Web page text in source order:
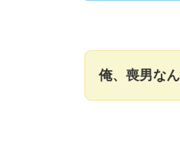
俺、喪男な